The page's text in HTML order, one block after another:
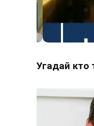
Угадай кто